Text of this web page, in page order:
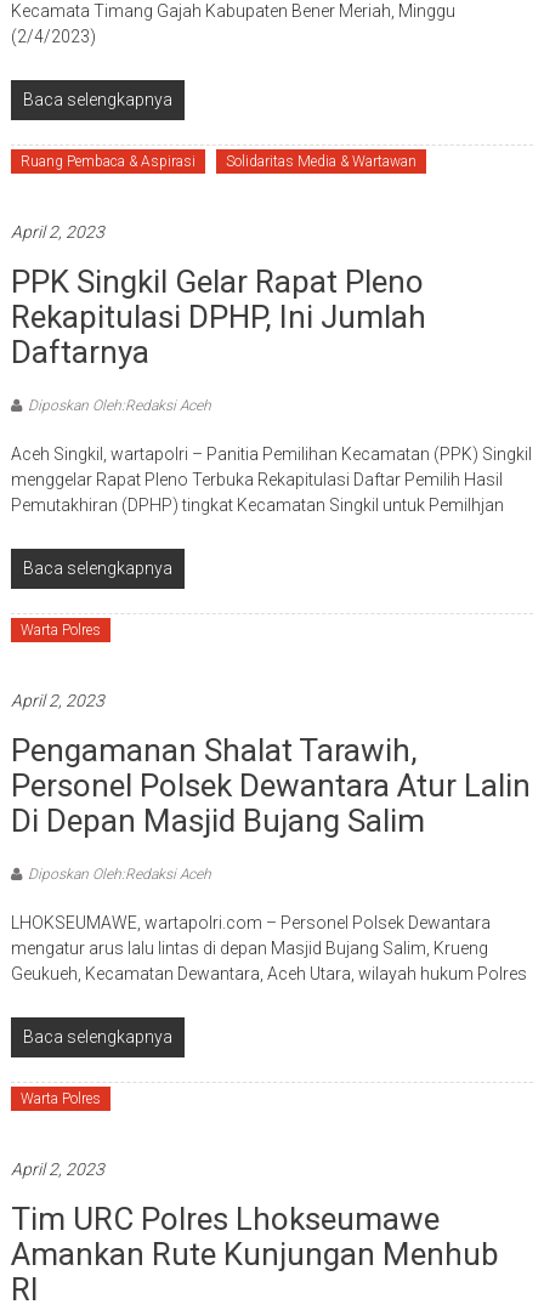
Kecamata Timang Gajah Kabupaten Bener Meriah, Minggu
(2/4/2023)
Baca selengkapnya
Ruang Pembaca & Aspirasi Solidaritas Media & Wartawan
April 2, 2023
PPK Singkil Gelar Rapat Pleno
Rekapitulasi DPHP, Ini Jumlah
Daftarnya
Diposkan Oleh:Redaksi Aceh
Aceh Singkil, wartapolri – Panitia Pemilihan Kecamatan (PPK) Singkil
menggelar Rapat Pleno Terbuka Rekapitulasi Daftar Pemilih Hasil
Pemutakhiran (DPHP) tingkat Kecamatan Singkil untuk Pemilhjan
Baca selengkapnya
Warta Polres
April 2, 2023
Pengamanan Shalat Tarawih,
Personel Polsek Dewantara Atur Lalin
Di Depan Masjid Bujang Salim
Diposkan Oleh:Redaksi Aceh
LHOKSEUMAWE, wartapolri.com – Personel Polsek Dewantara
mengatur arus lalu lintas di depan Masjid Bujang Salim, Krueng
Geukueh, Kecamatan Dewantara, Aceh Utara, wilayah hukum Polres
Baca selengkapnya
Warta Polres
April 2, 2023
Tim URC Polres Lhokseumawe
Amankan Rute Kunjungan Menhub
RI